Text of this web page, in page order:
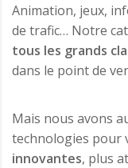
Animation, jeux,
de trafic… Notre
tous les grands
dans le point de
Mais nous avons
technologies pour
innovantes, plus